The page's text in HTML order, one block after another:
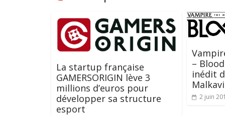
La startup française
GAMERSORIGIN lève 3
millions d’euros pour
développer sa structure
esport
–
inédit
2 juin